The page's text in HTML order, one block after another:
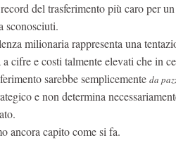
del trasferimento più caro per
sconosciuti.
milionaria rappresenta una
cifre e costi talmente elevati che in
sarebbe semplicemente da
e non determina
ancora capito come si fa.